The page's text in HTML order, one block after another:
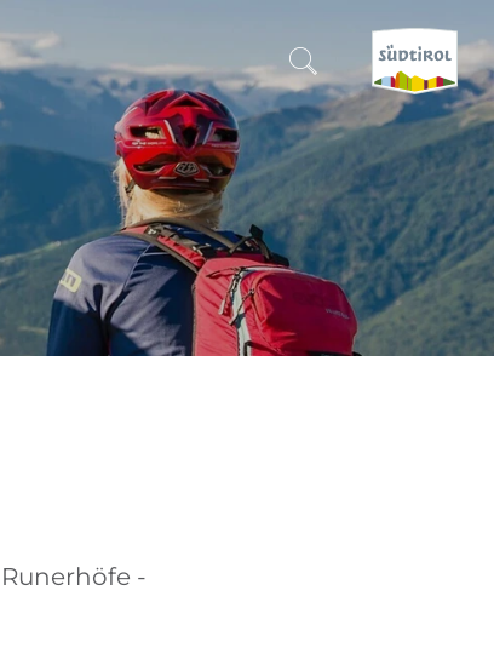
CERCA E PRENOTA
SCOPRI L'ALTO ADIGE
QUANDO?
-